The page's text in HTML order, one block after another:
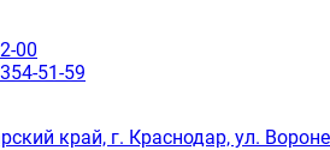
00
51-59
край, г. Краснодар, ул.